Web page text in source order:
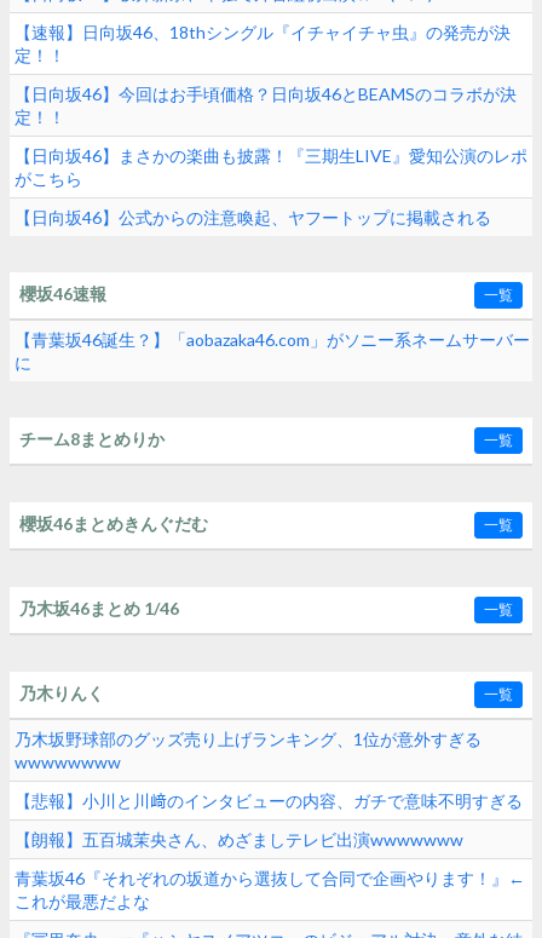
【速報】日向坂46、18thシングル『イチャイチャ虫』の発売が決
定！！
【日向坂46】今回はお手頃価格？日向坂46とBEAMSのコラボが決
定！！
【日向坂46】まさかの楽曲も披露！『三期生LIVE』愛知公演のレポ
がこちら
【日向坂46】公式からの注意喚起、ヤフートップに掲載される
櫻坂46速報 一覧
【青葉坂46誕生？】「aobazaka46.com」がソニー系ネームサーバー
に
チーム8まとめりか 一覧
櫻坂46まとめきんぐだむ 一覧
乃木坂46まとめ 1/46 一覧
乃木りんく 一覧
乃木坂野球部のグッズ売り上げランキング、1位が意外すぎる
wwwwwwww
【悲報】小川と川﨑のインタビューの内容、ガチで意味不明すぎる
【朗報】五百城茉央さん、めざましテレビ出演wwwwwww
青葉坂46『それぞれの坂道から選抜して合同で企画やります！』←
これが最悪だよな